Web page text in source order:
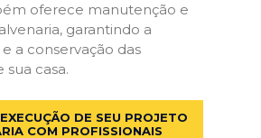
oferece manutenção e
garantindo a
a conservação das
sua casa.
DE SEU PROJETO
COM PROFISSIONAIS